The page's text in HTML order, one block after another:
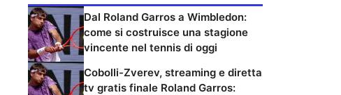
Dal Roland Garros a Wimbledon:
come si costruisce una stagione
vincente nel tennis di oggi
Cobolli-Zverev, streaming e diretta
tv gratis finale Roland Garros: